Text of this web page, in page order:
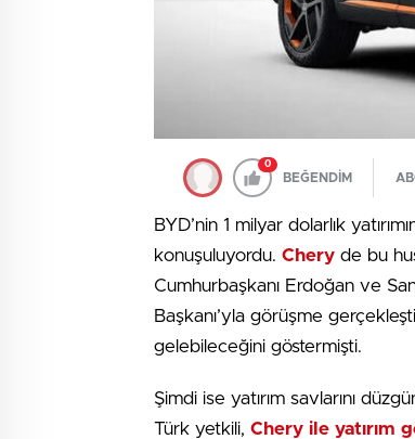
0
BEĞENDİM
BYD’nin 1 milyar dolarlık
konuşuluyordu. Chery de bu
Cumhurbaşkanı Erdoğan ve
Başkanı’yla görüşme
gelebileceğini göstermişti.
Şimdi ise yatırım savlarını
Türk yetkili, Chery ile yatırım